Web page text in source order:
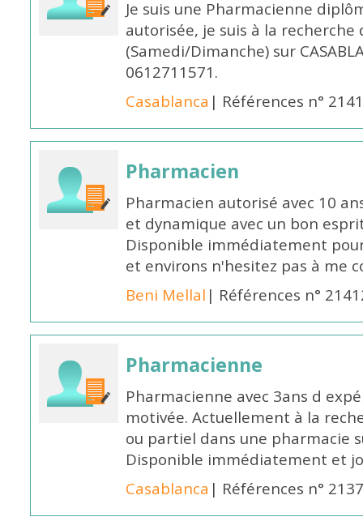
Je suis une Pharmacienne
autorisée, je suis à la
(Samedi/Dimanche) sur
0612711571.
Casablanca | Références n°
Pharmacien
Pharmacien autorisé avec 10
et dynamique avec un bon
Disponible immédiatement
et environs n'hesitez pas à me
Beni Mellal | Références n°
Pharmacienne
Pharmacienne avec 3ans d
motivée. Actuellement à la
ou partiel dans une pharmacie
Disponible immédiatement et
Casablanca | Références n°